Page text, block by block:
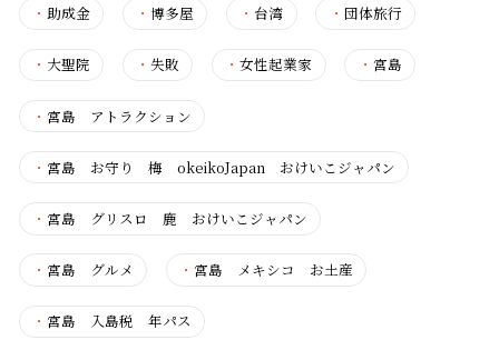
・ 助成金 ・博多屋 ・ 台湾 ・ 団体旅行
・ 大聖院 ・失敗 ・女性起業家 ・ 宮島
・ 宮島 アトラクション
・ 宮島 お守り 梅 okeikoJapan おけいこジャパン
・ 宮島 グリスロ 鹿 おけいこジャパン
・ 宮島 グルメ ・ 宮島 メキシコ お土産
・ 宮島 入島税 年パス